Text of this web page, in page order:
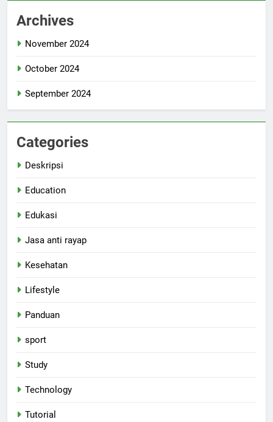
Archives
November 2024
October 2024
September 2024
Categories
Deskripsi
Education
Edukasi
Jasa anti rayap
Kesehatan
Lifestyle
Panduan
sport
Study
Technology
Tutorial